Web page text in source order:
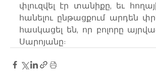
փլուզվել էր տանիքը, եւ
հանելու ընթացքում արդեն
հասկացել են, որ բոլորը
Սարոյանը: